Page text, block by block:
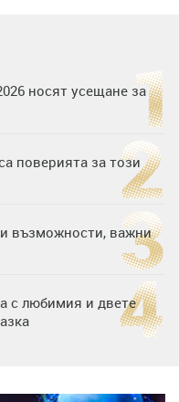
носят усещане за
поверията за този
възможности, важни
с любимия и двете
място